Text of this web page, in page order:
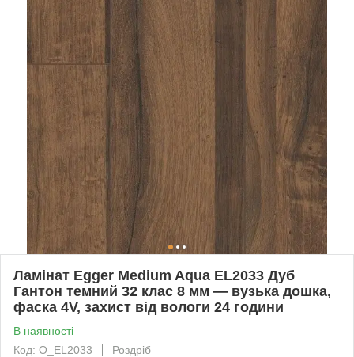
Ламінат Egger Medium Aqua EL2033 Дуб
Гантон темний 32 клас 8 мм — вузька дошка,
фаска 4V, захист від вологи 24 години
В наявності
Код: O_EL2033
Роздріб